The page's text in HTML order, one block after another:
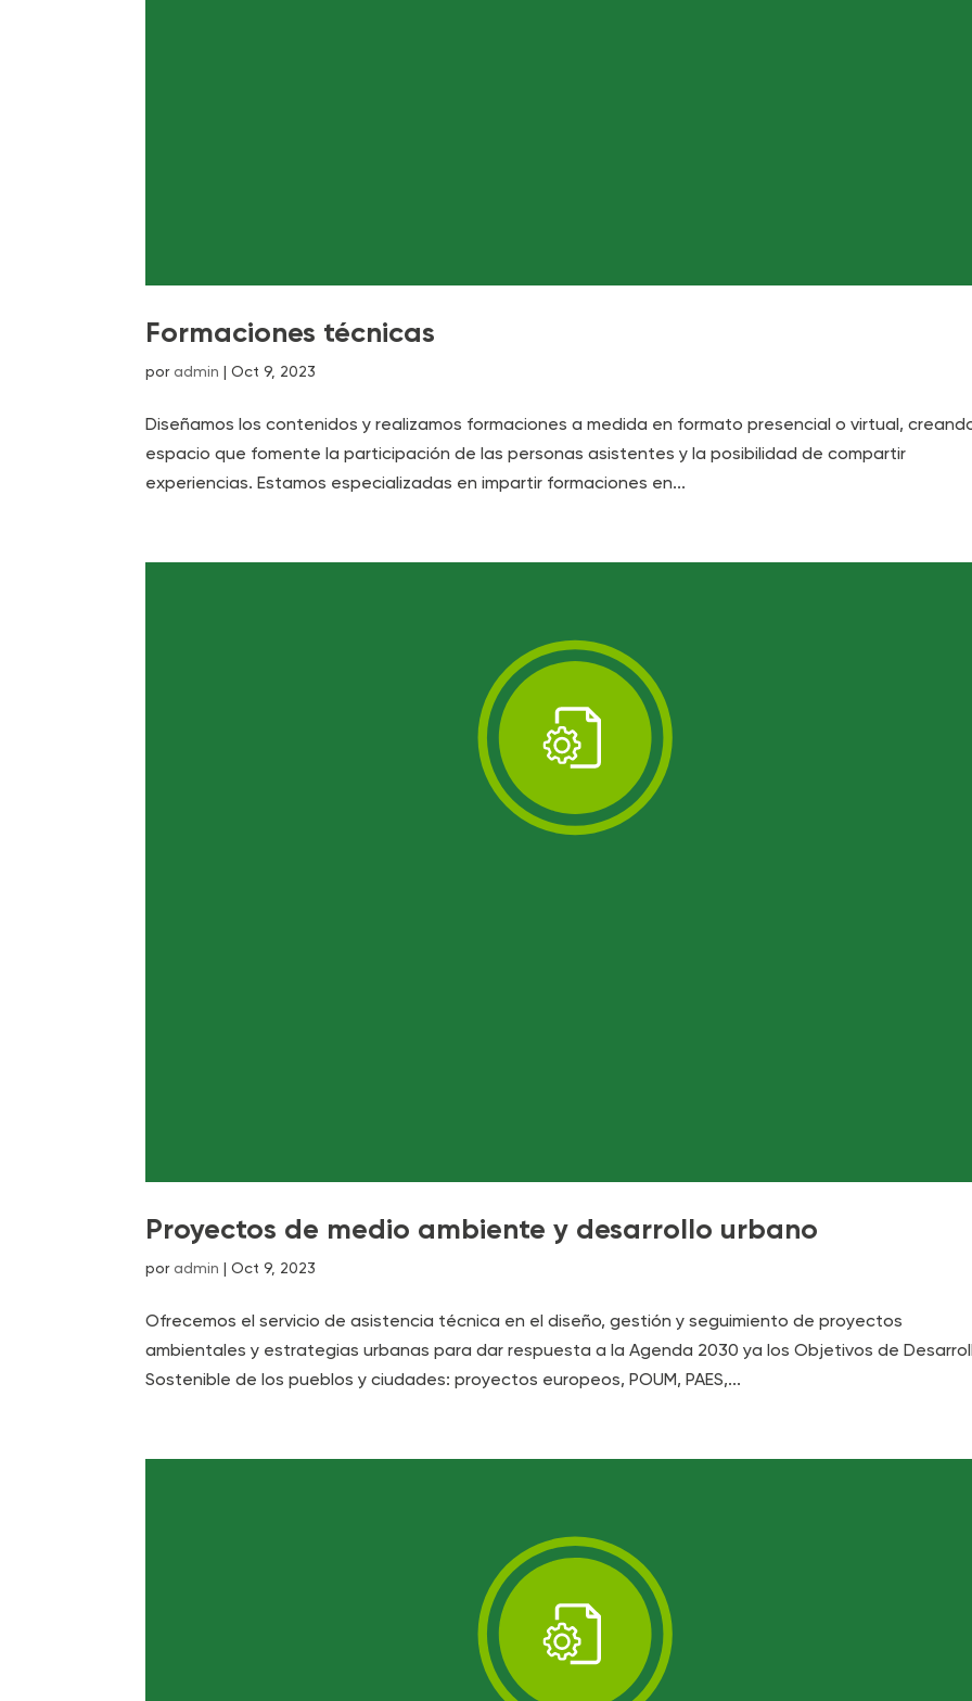
Formaciones técnicas
poradmin |Oct 9, 2023
Diseñamos los contenidos y realizamos formaciones a medida en formato presencial o virtual,
espacio que fomente la participación de las personas asistentes y la posibilidad de compartir
experiencias. Estamos especializadas en impartir formaciones en...
Proyectos de medio ambiente y desarrollo urbano
poradmin |Oct 9, 2023
Ofrecemos el servicio de asistencia técnica en el diseño, gestión y seguimiento de proyectos
ambientales y estrategias urbanas para dar respuesta a la Agenda 2030 ya los Objetivos de
Sostenible de los pueblos y ciudades: proyectos europeos, POUM, PAES,...